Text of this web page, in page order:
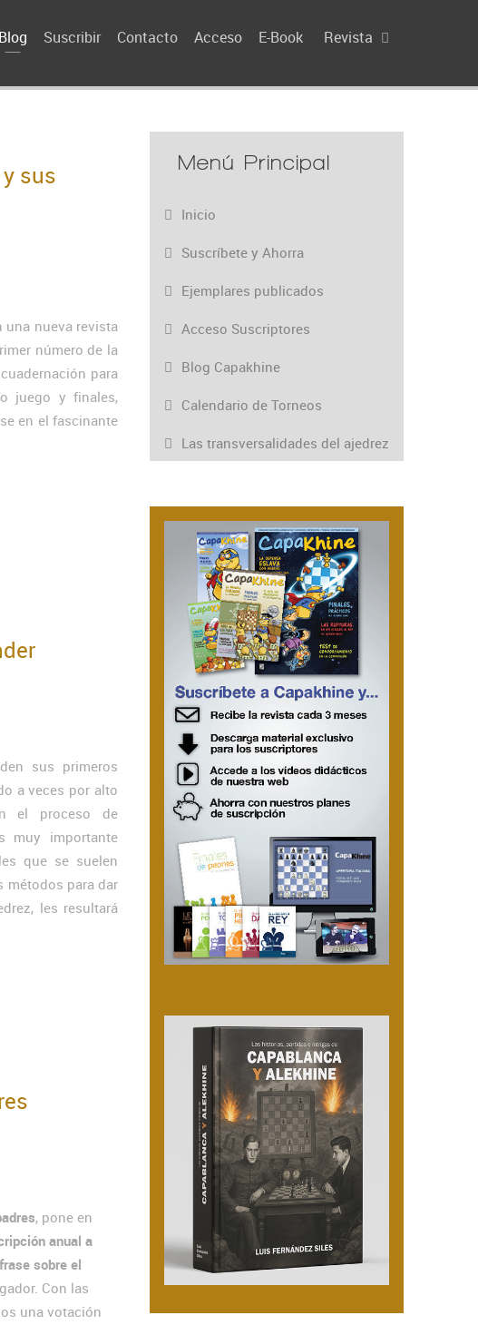
Blog Suscribir Contacto Acceso E-Book Revista
sus
una nueva revista
número de la
para
juego y finales,
en el fascinante
sus primeros
a veces por alto
el proceso de
muy importante
que se suelen
métodos para dar
les resultará
, pone en
anual a
frase sobre el
Con las
una votación
Menú Principal
Inicio
Suscríbete y Ahorra
Ejemplares publicados
Acceso Suscriptores
Blog Capakhine
Calendario de Torneos
Las transversalidades del ajedrez